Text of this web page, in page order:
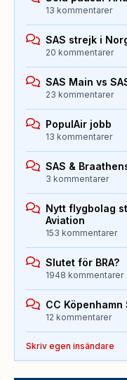
13 kommentarer
SAS strejk i
20 kommentarer
SAS Main vs
23 kommentarer
PopulAir jobb
13 kommentarer
SAS &
3 kommentarer
Nytt flygbolag
Aviation
153 kommentarer
Slutet för BRA?
1948 kommentarer
CC
12 kommentarer
Skriv egen insändare